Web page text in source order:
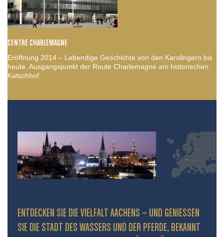
CENTRE CHARLEMAGNE
Eröffnung 2014 – Lebendige Geschichte von den Karolingern bis
heute. Ausgangspunkt der Route Charlemagne am historischen
Katschhof.
ENTDECKEN SIE DIE VIELFALT AACHENS – UND GENIESSEN S
IE DIE STADT DES WASSERS UND DER PFERDE, BEKANNT D